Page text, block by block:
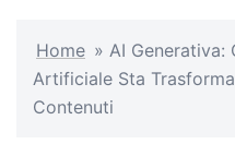
Home » AI Generativa:
Artificiale Sta
Contenuti